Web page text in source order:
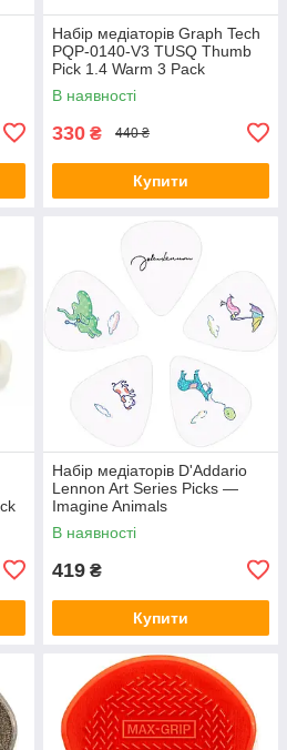
Набір медіаторів Graph Tech
PQP-0140-V3 TUSQ Thumb
Pick 1.4 Warm 3 Pack
В наявності
330 ₴ 440 ₴
Купити
Набір медіаторів D'Addario
Lennon Art Series Picks —
Imagine Animals
В наявності
419 ₴
Купити